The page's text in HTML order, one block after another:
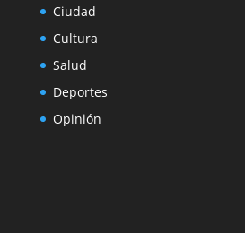
Ciudad
Cultura
Salud
Deportes
Opinión